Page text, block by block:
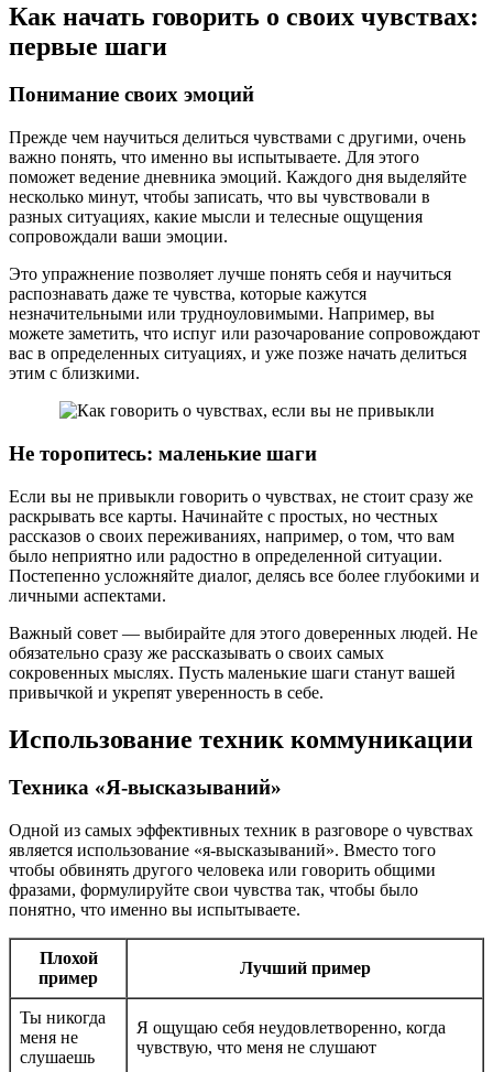
Как начать говорить о своих чувствах:
первые шаги
Понимание своих эмоций
Прежде чем научиться делиться чувствами с другими, очень
важно понять, что именно вы испытываете. Для этого
поможет ведение дневника эмоций. Каждого дня выделяйте
несколько минут, чтобы записать, что вы чувствовали в
разных ситуациях, какие мысли и телесные ощущения
сопровождали ваши эмоции.
Это упражнение позволяет лучше понять себя и научиться
распознавать даже те чувства, которые кажутся
незначительными или трудноуловимыми. Например, вы
можете заметить, что испуг или разочарование сопровождают
вас в определенных ситуациях, и уже позже начать делиться
этим с близкими.
Не торопитесь: маленькие шаги
Если вы не привыкли говорить о чувствах, не стоит сразу же
раскрывать все карты. Начинайте с простых, но честных
рассказов о своих переживаниях, например, о том, что вам
было неприятно или радостно в определенной ситуации.
Постепенно усложняйте диалог, делясь все более глубокими и
личными аспектами.
Важный совет — выбирайте для этого доверенных людей. Не
обязательно сразу же рассказывать о своих самых
сокровенных мыслях. Пусть маленькие шаги станут вашей
привычкой и укрепят уверенность в себе.
Использование техник коммуникации
Техника «Я-высказываний»
Одной из самых эффективных техник в разговоре о чувствах
является использование «я-высказываний». Вместо того
чтобы обвинять другого человека или говорить общими
фразами, формулируйте свои чувства так, чтобы было
понятно, что именно вы испытываете.
Плохой
пример
Лучший пример
Ты никогда
меня не
слушаешь
Я ощущаю себя неудовлетворенно, когда
чувствую, что меня не слушают